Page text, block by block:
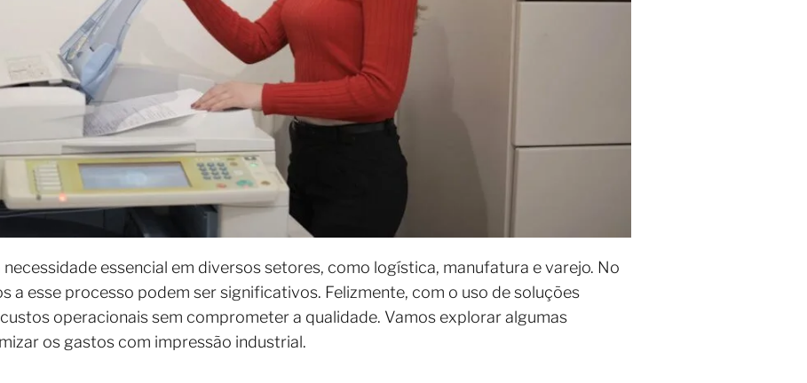
essencial em diversos setores, como logística, manufatura e varejo. No
a esse processo podem ser significativos. Felizmente, com o uso de soluções
operacionais sem comprometer a qualidade. Vamos explorar algumas
os gastos com impressão industrial.